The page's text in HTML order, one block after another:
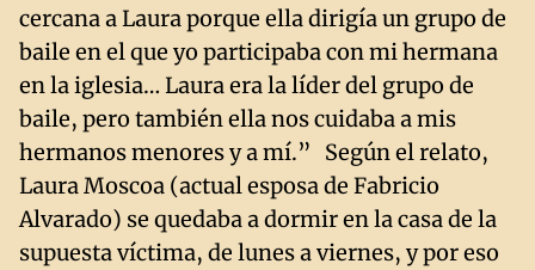
cercana a Laura porque ella dirigía un grupo de
baile en el que yo participaba con mi hermana
en la iglesia… Laura era la líder del grupo de
baile, pero también ella nos cuidaba a mis
hermanos menores y a mí.” Según el relato,
Laura Moscoa (actual esposa de Fabricio
Alvarado) se quedaba a dormir en la casa de la
supuesta víctima, de lunes a viernes, y por eso